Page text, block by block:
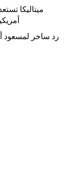
ميتاليكا
رد ساخر لمسعود